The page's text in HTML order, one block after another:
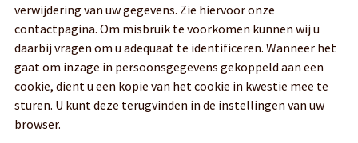
verwijdering van uw gegevens. Zie hiervoor onze
contactpagina. Om misbruik te voorkomen kunnen wij u
daarbij vragen om u adequaat te identificeren. Wanneer het
gaat om inzage in persoonsgegevens gekoppeld aan een
cookie, dient u een kopie van het cookie in kwestie mee te
sturen. U kunt deze terugvinden in de instellingen van uw
browser.